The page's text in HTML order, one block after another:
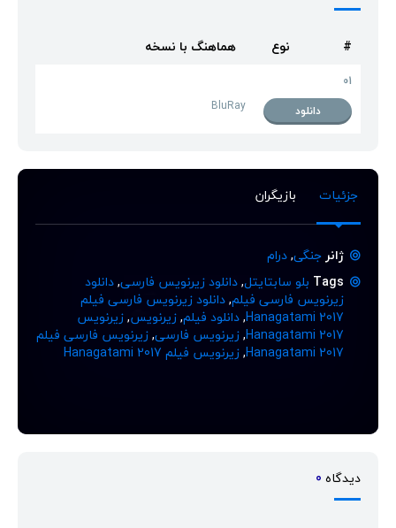
# نوع هماهنگ با نسخه
01
دانلود
BluRay
جزئیات بازیگران
ژانرجنگی,درام
Tags بلو سابتایتل,دانلود زیرنویس فارسی,دانلود
زیرنویس فارسی فیلم,دانلود زیرنویس فارسی فیلم
Hanagatami 2017
,دانلود فیلم,زیرنویس,زیرنویس
Hanagatami 2017
,زیرنویس فارسی,زیرنویس فارسی فیلم
Hanagatami 2017
,زیرنویس فیلم Hanagatami 2017
دیدگاه 0